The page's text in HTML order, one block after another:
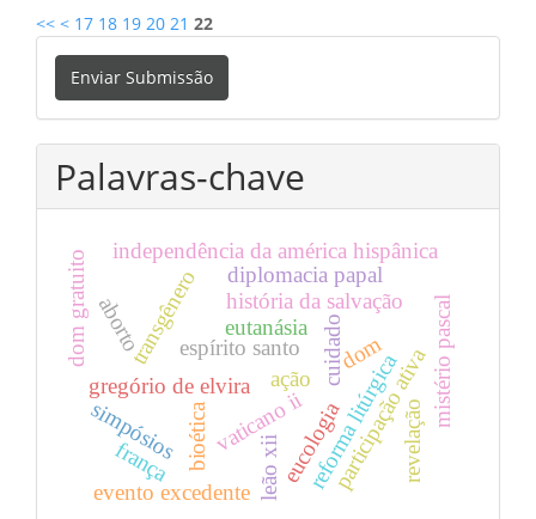
<< < 17 18 19 20 21 22
Enviar
Submissão
Enviar Submissão
Palavras-chave
gregório de elvira
espírito santo dom
ação
bioética
eutanásia
transgênero
aborto cuidado
reforma litúrgica
vaticano ii participação ativamistério pascal
eucologia
história da salvação
leão xii
independência da américa hispânica
diplomacia papal
dom gratuito
evento excedente
revelação
simpósios
frança